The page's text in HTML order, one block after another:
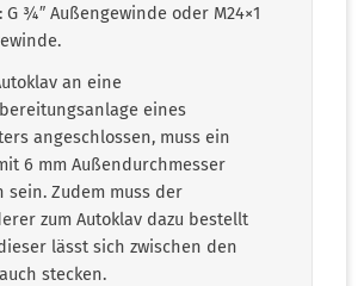
G ¾″ Außengewinde oder M24×1
an eine
eines
angeschlossen, muss ein
6 mm Außendurchmesser
sein. Zudem muss der
zum Autoklav dazu bestellt
lässt sich zwischen den
stecken.